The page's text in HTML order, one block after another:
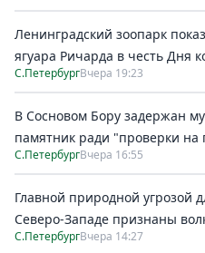
Ленинградский зоопарк
ягуара Ричарда в честь Дня
С.ПетербургВчера 19:23
В Сосновом Бору задержан
памятник ради "проверки на
С.ПетербургВчера 16:55
Главной природной угрозой
Северо-Западе признаны
С.ПетербургВчера 14:27